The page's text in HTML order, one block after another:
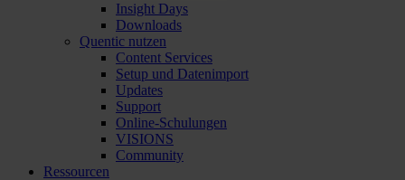
Insight Days
Downloads
Quentic nutzen
Content Services
Setup und Datenimport
Updates
Support
Online-Schulungen
VISIONS
Community
Ressourcen